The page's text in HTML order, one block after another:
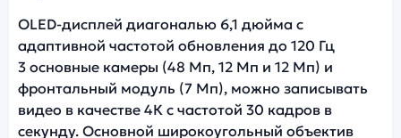
OLED-дисплей диагональю 6,1 дюйма с
адаптивной частотой обновления до 120 Гц
3 основные камеры (48 Мп, 12 Мп и 12 Мп) и
фронтальный модуль (7 Мп), можно записывать
видео в качестве 4К с частотой 30 кадров в
секунду. Основной широкоугольный объектив